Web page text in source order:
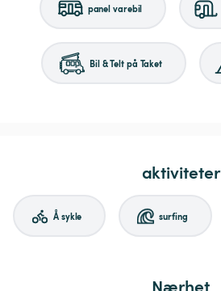
panel varebil
Bil & Telt på Taket
aktiviteter
Å sykle surfing
Nærhet